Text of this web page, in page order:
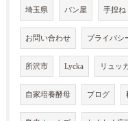
埼玉県 パン屋 手捏ね
お問い合わせ プライバシ
所沢市 Lycka リュッ
自家培養酵母 ブログ